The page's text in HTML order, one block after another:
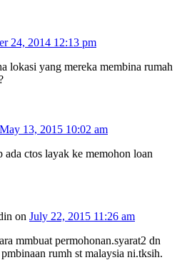
24, 2014 12:13 pm
lokasi yang mereka membina rumah
May 13, 2015 10:02 am
ada ctos layak ke memohon loan
on July 22, 2015 11:26 am
mmbuat permohonan.syarat2 dn
rumh st malaysia ni.tksih.